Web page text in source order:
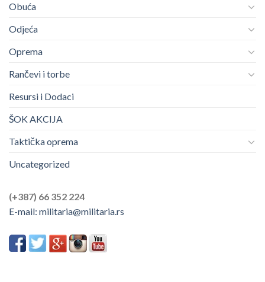
Obuća
Odjeća
Oprema
Rančevi i torbe
Resursi i Dodaci
ŠOK AKCIJA
Taktička oprema
Uncategorized
(+387) 66 352 224
E-mail: militaria@militaria.rs